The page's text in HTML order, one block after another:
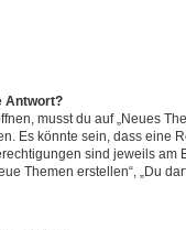
Antwort?
musst du auf „Neues
Es könnte sein, dass eine
sind jeweils am
Themen erstellen“, „Du